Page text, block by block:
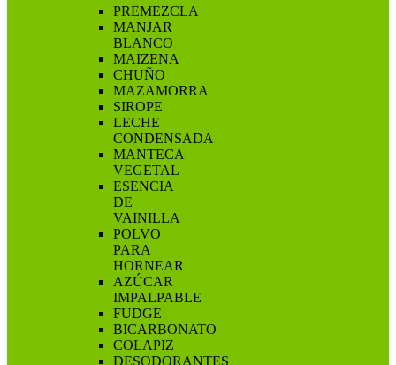
PREMEZCLA
MANJAR
BLANCO
MAIZENA
CHUÑO
MAZAMORRA
SIROPE
LECHE
CONDENSADA
MANTECA
VEGETAL
ESENCIA
DE
VAINILLA
POLVO
PARA
HORNEAR
AZÚCAR
IMPALPABLE
FUDGE
BICARBONATO
COLAPIZ
DESODORANTES